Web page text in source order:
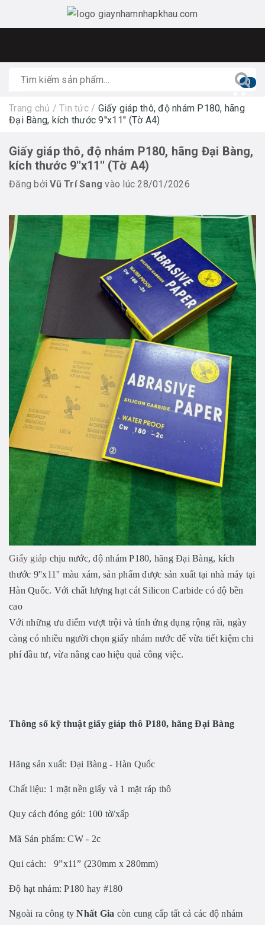
0
Trang chủ / Tin tức / Giấy giáp thô, độ nhám P180, hãng
Đại Bàng, kích thước 9''x11'' (Tờ A4)
Giấy giáp thô, độ nhám P180, hãng Đại Bàng,
kích thước 9''x11'' (Tờ A4)
Đăng bởiVũ Trí Sang vào lúc 28/01/2026
Giấy giáp chịu nước, độ nhám P180, hãng Đại Bàng, kích
thước 9''x11'' màu xám, sản phẩm được sản xuất tại nhà máy tại
Hàn Quốc. Với chất lượng hạt cát Silicon Carbide có độ bền
cao
Với những ưu điểm vượt trội và tính ứng dụng rộng rãi, ngày
càng có nhiều người chọn giấy nhám nước để vừa tiết kiệm chi
phí đầu tư, vừa nâng cao hiệu quả công việc.
Thông số kỹ thuậtgiấy giáp thô P180, hãng Đại Bàng
Hãng sản xuất: Đại Bàng - Hàn Quốc
Chất liệu: 1 mặt nền giấy và 1 mặt ráp thô
Quy cách đóng gói: 100 tờ/xấp
Mã Sản phẩm: CW - 2c
Qui cách: 9”x11” (230mm x 280mm)
Độ hạt nhám: P180 hay #180
Ngoài ra công tyNhất Gia còn cung cấp tất cả các độ nhám